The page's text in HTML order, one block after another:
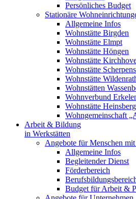
Persönliches Budget
Stationäre
Allgemeine Infos
Wohnstätte Birgden
Wohnstätte Elmpt
Wohnstätte Höngen
Wohnstätte
Wohnstätte
Wohnstätte
Wohnstätten
Wohnverbund
Wohnstätte Heinsberg
Wohngemeinschaft
Arbeit & Bildung
in Werkstätten
Angebote für Menschen
Allgemeine Infos
Begleitender Dienst
Förderbereich
Budget für Arbeit &